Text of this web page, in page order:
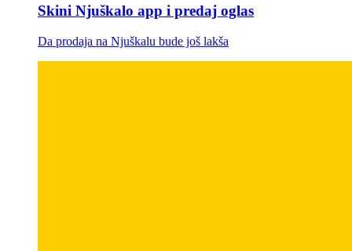
Skini Njuškalo app i predaj oglas
Da prodaja na Njuškalu bude još lakša